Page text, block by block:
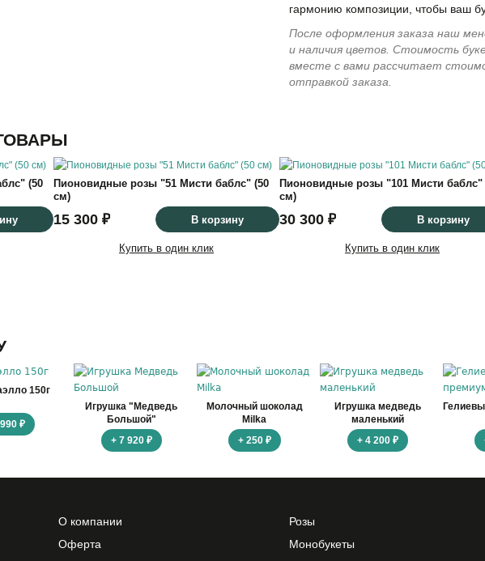
гармонию композиции, чтобы ваш
После оформления заказа наш
и наличия цветов. Стоимость
вместе с вами рассчитает
отправкой заказа.
(50
Пионовидные розы "51 Мисти баблс" (50
см)
15 300 ₽ В корзину
Купить в один клик
Пионовидные розы "101 Мисти баблс"
см)
30 300 ₽ В корзину
Купить в один клик
150г
₽
Игрушка "Медведь
Большой"
+ 7 920 ₽
Молочный шоколад
Milka
+ 250 ₽
Игрушка медведь
маленький
+ 4 200 ₽
О компании
Оферта
Розы
Монобукеты